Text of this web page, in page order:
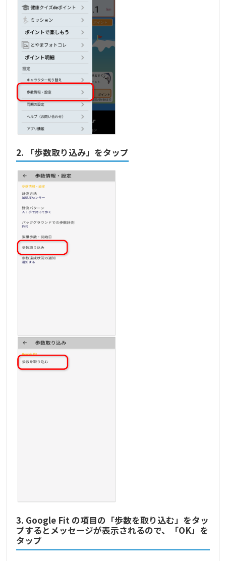
2. 「歩数取り込み」をタップ
3. Google Fit の項目の「歩数を取り込む」をタッ
プするとメッセージが表示されるので、「OK」を
タップ